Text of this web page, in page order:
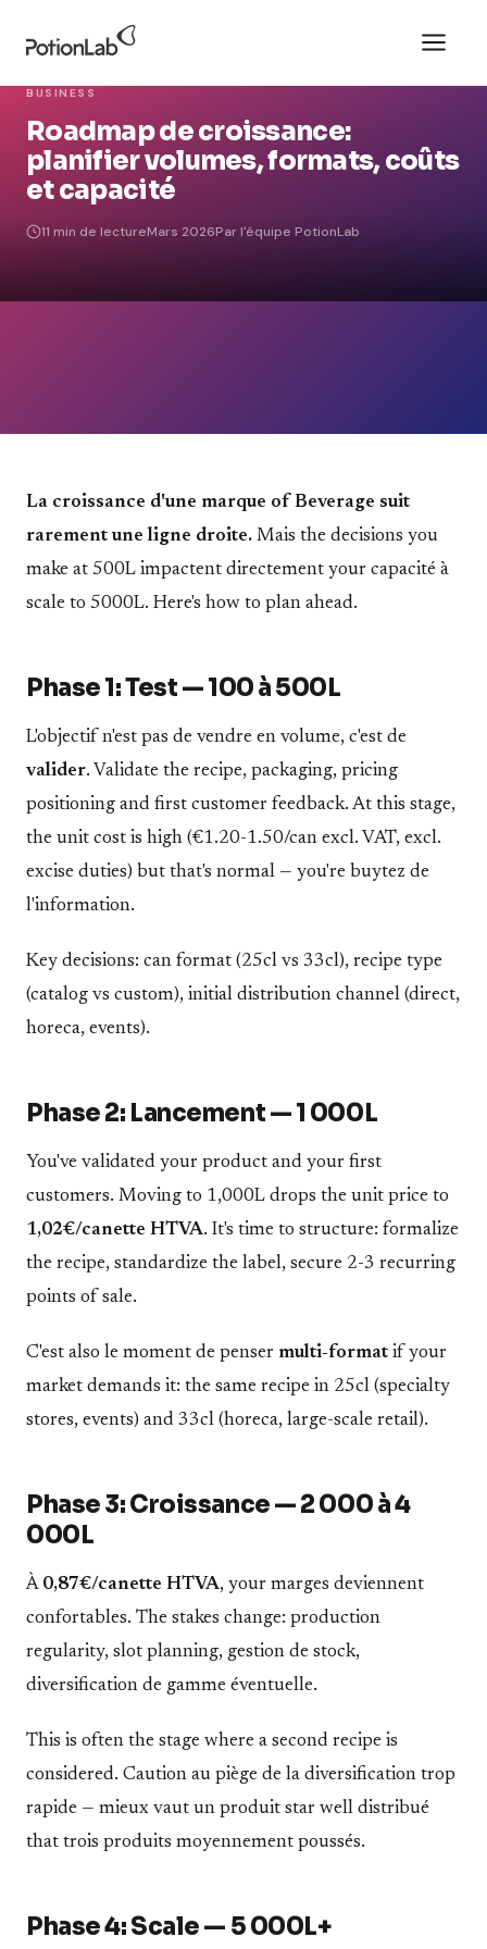
BUSINESS
Roadmap de croissance:
planifier volumes, formats, coûts
et capacité
11 min de lectureMars 2026Par l'équipe PotionLab
La croissance d'une marque of Beverage suit
rarement une ligne droite. Mais the decisions you
make at 500L impactent directement your capacité à
scale to 5000L. Here's how to plan ahead.
Phase 1: Test — 100 à 500L
L'objectif n'est pas de vendre en volume, c'est de
valider. Validate the recipe, packaging, pricing
positioning and first customer feedback. At this stage,
the unit cost is high (€1.20-1.50/can excl. VAT, excl.
excise duties) but that's normal — you're buytez de
l'information.
Key decisions: can format (25cl vs 33cl), recipe type
(catalog vs custom), initial distribution channel (direct,
horeca, events).
Phase 2: Lancement — 1 000L
You've validated your product and your first
customers. Moving to 1,000L drops the unit price to
1,02€/canette HTVA. It's time to structure: formalize
the recipe, standardize the label, secure 2-3 recurring
points of sale.
C'est also le moment de penser multi-format if your
market demands it: the same recipe in 25cl (specialty
stores, events) and 33cl (horeca, large-scale retail).
Phase 3: Croissance — 2 000 à 4
000L
À 0,87€/canette HTVA, your marges deviennent
confortables. The stakes change: production
regularity, slot planning, gestion de stock,
diversification de gamme éventuelle.
This is often the stage where a second recipe is
considered. Caution au piège de la diversification trop
rapide — mieux vaut un produit star well distribué
that trois produits moyennement poussés.
Phase 4: Scale — 5 000L+